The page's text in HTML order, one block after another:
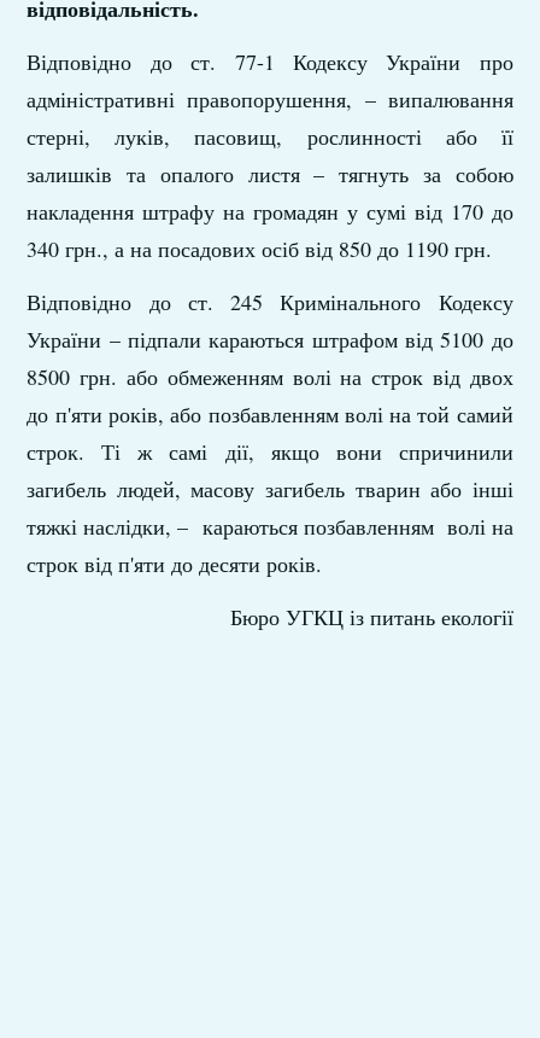
відповідальність.
Відповідно до ст. 77-1 Кодексу України про
адміністративні правопорушення, – випалювання
стерні, луків, пасовищ, рослинності або її
залишків та опалого листя – тягнуть за собою
накладення штрафу на громадян у сумі від 170 до
340 грн., а на посадових осіб від 850 до 1190 грн.
Відповідно до ст. 245 Кримінального Кодексу
України – підпали караються штрафом від 5100 до
8500 грн. або обмеженням волі на строк від двох
до п'яти років, або позбавленням волі на той самий
строк. Ті ж самі дії, якщо вони спричинили
загибель людей, масову загибель тварин або інші
тяжкі наслідки, – караються позбавленням волі на
строк від п'яти до десяти років.
Бюро УГКЦ із питань екології